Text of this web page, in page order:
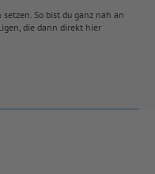
So bist du ganz nah an
die dann direkt hier